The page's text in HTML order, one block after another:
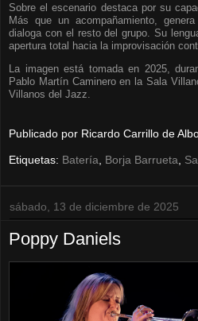
Sobre el escenario destaca por su
Más que un acompañamiento,
dialoga con el resto del grupo. Su
apertura total hacia la improvisación
La imagen está tomada en 2025,
Pablo Martín Caminero en la Sala
Villanos del Jazz.
Publicado por Ricardo Carrillo de
Etiquetas: Batería Borja Barrueta
sábado, 13 de diciembre de 2025
Poppy Daniels